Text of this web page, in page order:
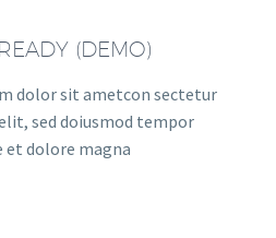
(DEMO)
dolor sit ametcon sectetur
sed doiusmod tempor
et dolore magna